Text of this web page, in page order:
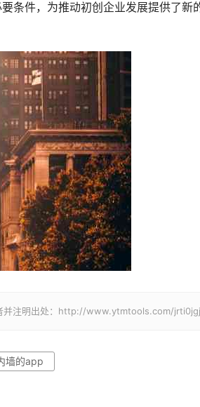
条件，为推动初创企业发展提供了新
并注明出处：http://www.ytmtools.com/
墙的app